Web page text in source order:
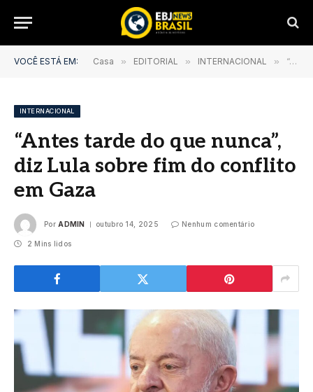
VOCÊ ESTÁ EM: Casa » EDITORIAL » INTERNACIONAL » “Antes tarde do que nunca”, diz Lula sobre fim do conflito em Gaza
INTERNACIONAL
“Antes tarde do que nunca”,
diz Lula sobre fim do conflito
em Gaza
Por ADMIN outubro 14, 2025 Nenhum comentário
2 Mins lidos